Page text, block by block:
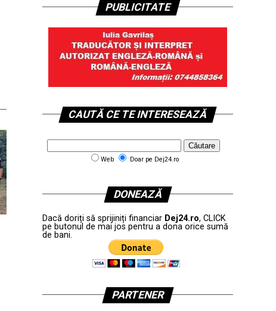
PUBLICITATE
CAUTĂ CE TE INTERESEAZĂ
Web Doar pe Dej24.ro
DONEAZĂ
Dacă doriți să sprijiniți financiar Dej24.ro, CLICK
pe butonul de mai jos pentru a dona orice sumă
de bani.
PARTENER